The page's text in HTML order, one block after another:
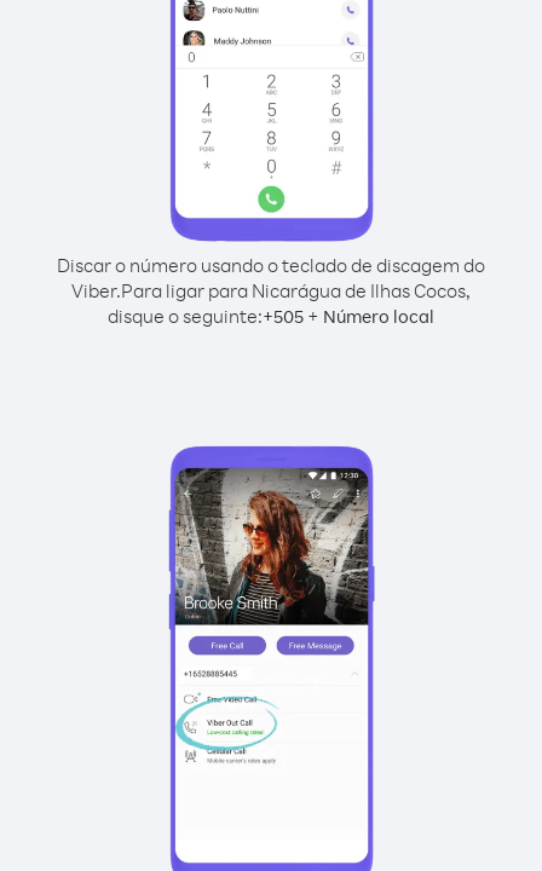
Discar o número usando o teclado de discagem do
Viber.Para ligar para Nicarágua de Ilhas Cocos,
disque o seguinte:+505 + Número local